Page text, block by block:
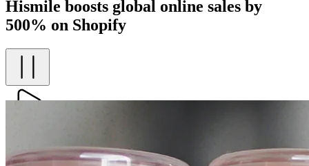
Hismile boosts global online sales by
500% on Shopify